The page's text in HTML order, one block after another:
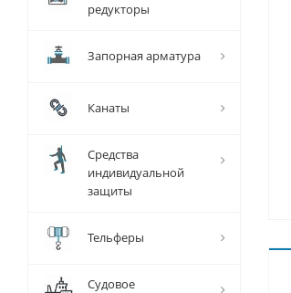
редукторы
Запорная арматура
Канаты
Средства
индивидуальной
защиты
Тельферы
Судовое